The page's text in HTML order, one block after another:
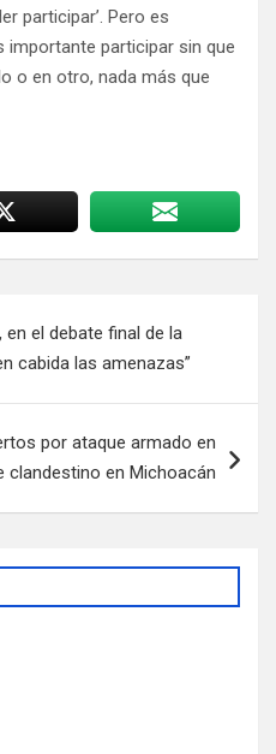
participar’. Pero es
participar sin que
o en otro, nada más que
en el debate final de la
cabida las amenazas”
por ataque armado en
clandestino en Michoacán